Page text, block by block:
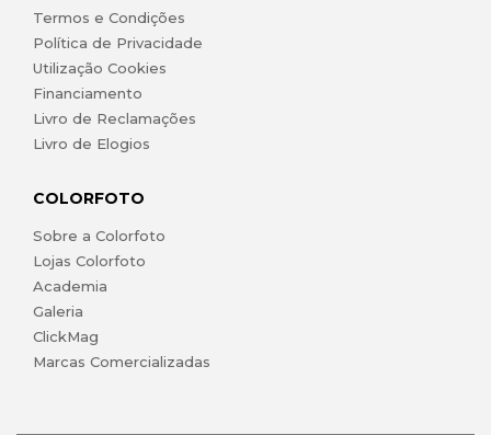
Termos e Condições
Política de Privacidade
Utilização Cookies
Financiamento
Livro de Reclamações
Livro de Elogios
COLORFOTO
Sobre a Colorfoto
Lojas Colorfoto
Academia
Galeria
ClickMag
Marcas Comercializadas